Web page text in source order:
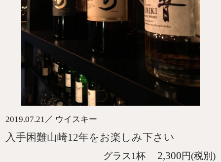
2019.07.21 ／ ウイスキー
入手困難山崎12年をお楽しみ下さい
グラス1杯 2,300円(税別)